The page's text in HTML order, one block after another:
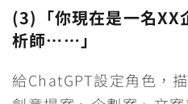
(3)「你現在是一名
析師……」
給ChatGPT設定角色，